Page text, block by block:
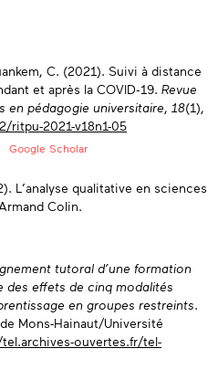
C. (2021). Suivi à distance
et après la COVID‑19. Revue
en pédagogie universitaire, 18(1),
ritpu-2021-v18n1-05
Google Scholar
L’analyse qualitative en sciences
Colin.
tutoral d’une formation
des effets de cinq modalités
en groupes restreints.
Mons-Hainaut/Université
ouvertes.fr/tel-